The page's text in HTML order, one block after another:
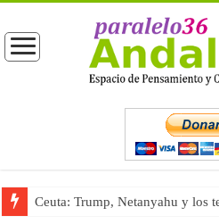
Ceuta: Trump, Netanyahu y los
La masificación turística (tercera